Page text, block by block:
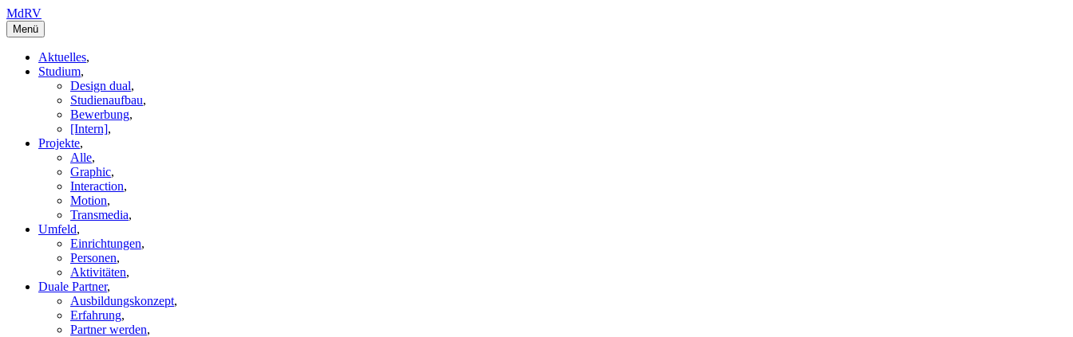
MdRV
Menü
Aktuelles,
Studium,
Design dual,
Studienaufbau,
Bewerbung,
[Intern],
Projekte,
Alle,
Graphic,
Interaction,
Motion,
Transmedia,
Umfeld,
Einrichtungen,
Personen,
Aktivitäten,
Duale Partner,
Ausbildungskonzept,
Erfahrung,
Partner werden,